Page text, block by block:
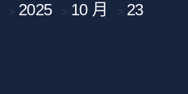
> 2025 > 10 月 > 23